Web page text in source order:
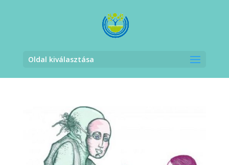
Oldal kiválasztása